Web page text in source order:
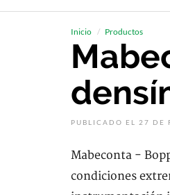
Inicio Productos
PUBLICADO EL 27 DE
Mabeconta -
condiciones